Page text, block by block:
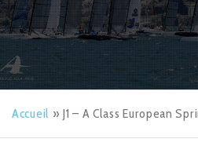
Accueil » J1 – A Class European